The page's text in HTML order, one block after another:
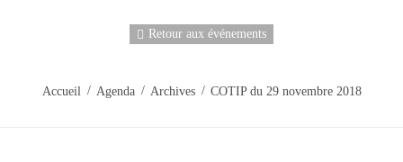
Retour aux événements
Accueil Agenda Archives COTIP du 29 novembre 2018